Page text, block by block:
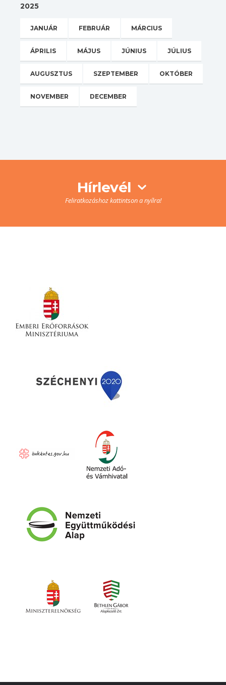
2025
JANUÁR FEBRUÁR MÁRCIUS
ÁPRILIS MÁJUS JÚNIUS JÚLIUS
AUGUSZTUS SZEPTEMBER OKTÓBER
NOVEMBER DECEMBER
Hírlevél
Feliratkozáshoz kattintson a nyílra!